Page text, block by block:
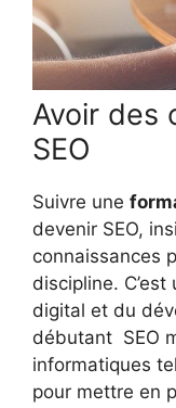
Avoir des
SEO
Suivre une
devenir SEO,
connaissances
discipline.
digital et du
débutant SEO
informatiques
pour mettre en